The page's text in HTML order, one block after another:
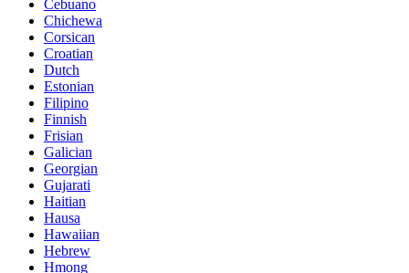
Cebuano
Chichewa
Corsican
Croatian
Dutch
Estonian
Filipino
Finnish
Frisian
Galician
Georgian
Gujarati
Haitian
Hausa
Hawaiian
Hebrew
Hmong